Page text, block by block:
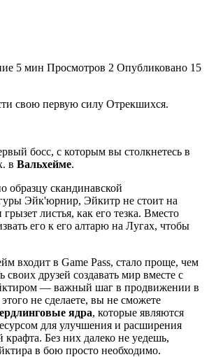
5 мин Просмотров 2 Опубликовано 15
свою первую силу Отрекшихся.
босс, с которым вы столкнетесь в
в Вальхейме.
образцу скандинавской
Эйк'юрнир, Эйкитр не стоит на
листья, как его тезка. Вместо
его к его алтарю на Лугах, чтобы
входит в Game Pass, стало проще, чем
своих друзей создавать мир вместе с
— важный шаг в продвижении в
не сделаете, вы не сможете
ядра, которые являются
для улучшения и расширения
Без них далеко не уедешь,
в бою просто необходимо.